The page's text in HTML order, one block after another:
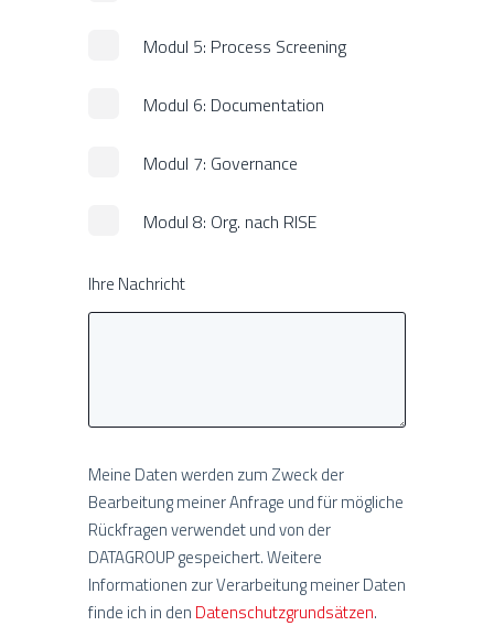
Modul 5: Process Screening
Modul 6: Documentation
Modul 7: Governance
Modul 8: Org. nach RISE
Ihre Nachricht
Meine Daten werden zum Zweck der
Bearbeitung meiner Anfrage und für mögliche
Rückfragen verwendet und von der
DATAGROUP gespeichert. Weitere
Informationen zur Verarbeitung meiner Daten
finde ich in den Datenschutzgrundsätzen.